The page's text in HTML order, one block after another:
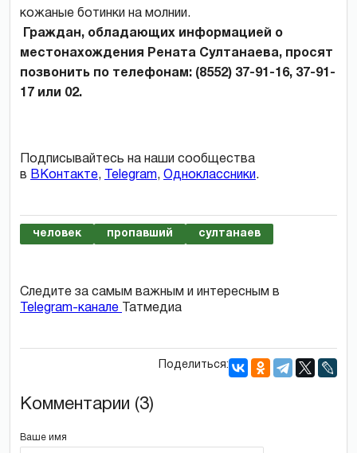
кожаные ботинки на молнии.
Граждан, обладающих информацией о
местонахождения Рената Султанаева, просят
позвонить по телефонам: (8552) 37-91-16, 37-91-
17 или 02.
Подписывайтесь на наши сообщества
в ВКонтакте, Telegram, Одноклассники.
человек пропавший султанаев
Следите за самым важным и интересным в
Telegram-канале
Татмедиа
Поделиться:
Комментарии (3)
Ваше имя